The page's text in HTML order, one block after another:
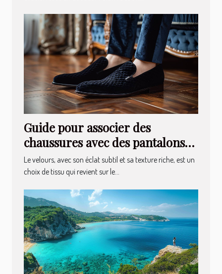
Guide pour associer des
chaussures avec des pantalons
en velours
Le velours, avec son éclat subtil et sa texture riche, est un
choix de tissu qui revient sur le...